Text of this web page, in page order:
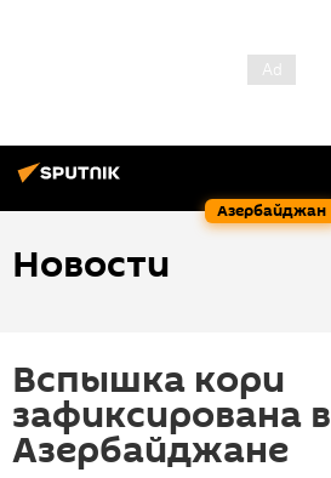
Азербайджан
Новости
Вспышка кори
зафиксирована в
Азербайджане